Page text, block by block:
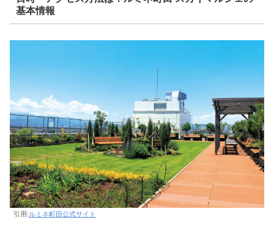
基本情報
引用:ルミネ町田公式サイト